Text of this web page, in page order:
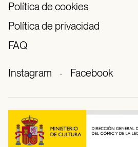
Política de cookies
Política de privacidad
FAQ
Instagram · Facebook